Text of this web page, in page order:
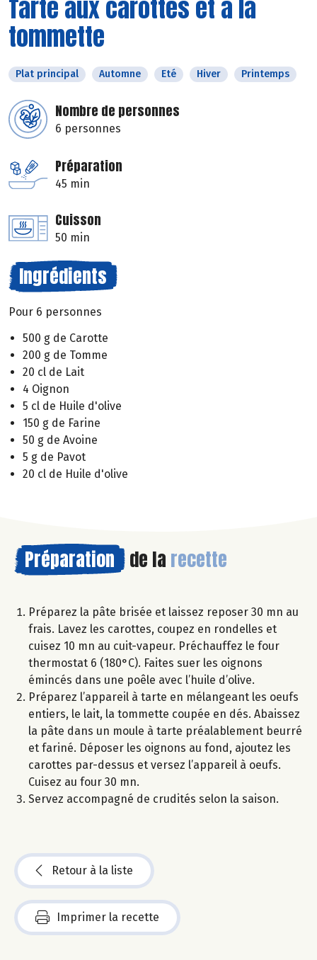
Tarte aux carottes et à la
tommette
Plat principal Automne Eté Hiver Printemps
Nombre de personnes
6 personnes
Préparation
45 min
Cuisson
50 min
Ingrédients
Pour 6 personnes
500 g de Carotte
200 g de Tomme
20 cl de Lait
4 Oignon
5 cl de Huile d'olive
150 g de Farine
50 g de Avoine
5 g de Pavot
20 cl de Huile d'olive
Préparation de la recette
Préparez la pâte brisée et laissez reposer 30 mn au
frais. Lavez les carottes, coupez en rondelles et
cuisez 10 mn au cuit-vapeur. Préchauffez le four
thermostat 6 (180°C). Faites suer les oignons
émincés dans une poêle avec l’huile d’olive.
Préparez l’appareil à tarte en mélangeant les oeufs
entiers, le lait, la tommette coupée en dés. Abaissez
la pâte dans un moule à tarte préalablement beurré
et fariné. Déposer les oignons au fond, ajoutez les
carottes par-dessus et versez l’appareil à oeufs.
Cuisez au four 30 mn.
Servez accompagné de crudités selon la saison.
Retour à la liste
Imprimer la recette